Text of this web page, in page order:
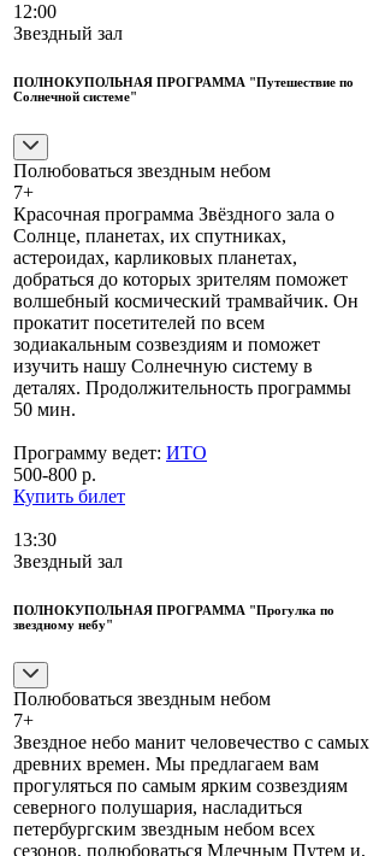
12:00
Звездный зал
ПОЛНОКУПОЛЬНАЯ ПРОГРАММА "Путешествие по
Солнечной системе"
Полюбоваться звездным небом
7+
Красочная программа Звёздного зала о
Солнце, планетах, их спутниках,
астероидах, карликовых планетах,
добраться до которых зрителям поможет
волшебный космический трамвайчик. Он
прокатит посетителей по всем
зодиакальным созвездиям и поможет
изучить нашу Солнечную систему в
деталях. Продолжительность программы
50 мин.
Программу ведет: ИТО
500-800 р.
Купить билет
13:30
Звездный зал
ПОЛНОКУПОЛЬНАЯ ПРОГРАММА "Прогулка по
звездному небу"
Полюбоваться звездным небом
7+
Звездное небо манит человечество с самых
древних времен. Мы предлагаем вам
прогуляться по самым ярким созвездиям
северного полушария, насладиться
петербургским звездным небом всех
сезонов, полюбоваться Млечным Путем и,